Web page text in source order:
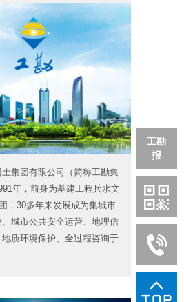
集团有限公司（简称工勘集
年，前身为基建工程兵水文
，30多年来发展成为集城市
城市公共安全运营、地理信
质环境保护、全过程咨询于
工勘
报